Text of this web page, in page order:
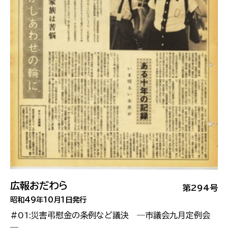
第294号
広報おだわら
昭和49年10月1日発行
#01:災害弔慰金の条例など議決 ―市議会九月定例会
―